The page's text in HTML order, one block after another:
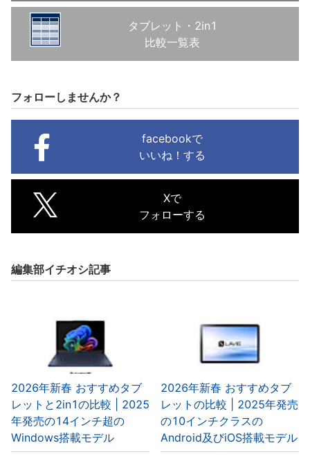
タブレット・2in1
比較一覧表
フォローしませんか？
facebookで
いいね！する
Xで
フォローする
編集部イチオシ記事
2026年新春 おすすめタブ
レットと2in1の比較 | 2025
年発売の14インチ超の
Windows搭載モデル
2026年新春 おすすめタブ
レットの比較 | 2025年発売
の10インチクラスの
Android及びiOS搭載モデル